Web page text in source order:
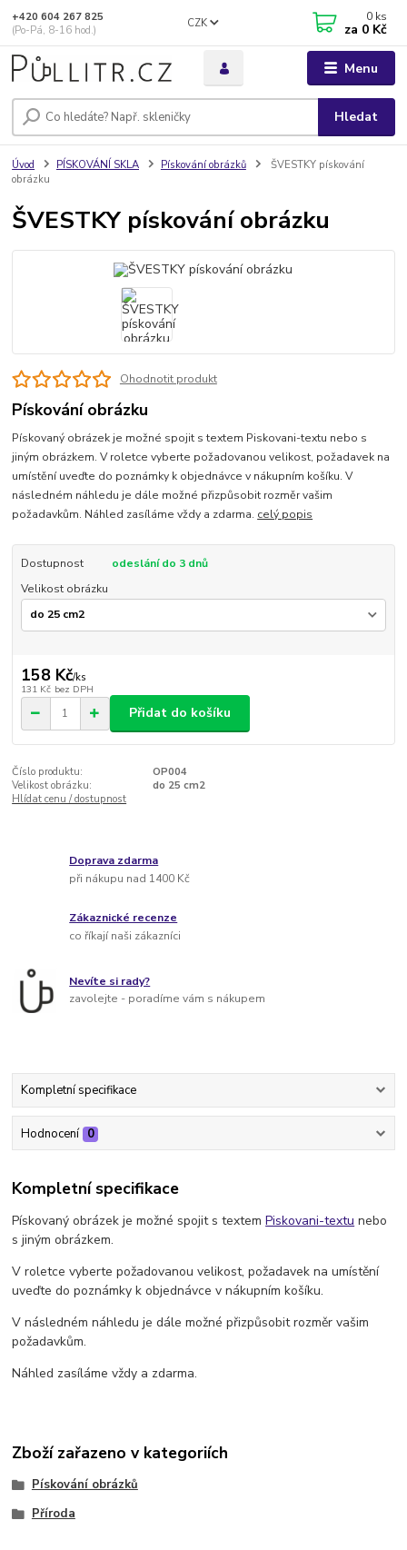
Menu
CZK
Hledat
+420 604 267 825
(Po-Pá, 8-16 hod.)
0 ks
za 0 Kč
Úvod PÍSKOVÁNÍ SKLA Pískování obrázků
ŠVESTKY pískování
obrázku
ŠVESTKY pískování obrázku
Ohodnotit produkt
Pískování obrázku
Pískovaný obrázek je možné spojit s textem Piskovani-textu nebo s
jiným obrázkem. V roletce vyberte požadovanou velikost, požadavek na
umístění uveďte do poznámky k objednávce v nákupním košíku. V
následném náhledu je dále možné přizpůsobit rozměr vašim
požadavkům. Náhled zasíláme vždy a zdarma. celý popis
Dostupnost
odeslání do 3 dnů
Velikost obrázku
158 Kč/ks
131 Kč bez DPH
Přidat do košíku
Číslo produktu:
OP004
Velikost obrázku:
do 25 cm2
Hlídat cenu / dostupnost
Doprava zdarma
při nákupu nad 1400 Kč
Zákaznické recenze
co říkají naši zákazníci
Nevíte si rady?
zavolejte - poradíme vám s nákupem
Kompletní specifikace
Hodnocení 0
Kompletní specifikace
Pískovaný obrázek je možné spojit s textemPiskovani-textu nebo
s jiným obrázkem.
V roletce vyberte požadovanou velikost, požadavek na umístění
uveďte do poznámky k objednávce v nákupním košíku.
V následném náhledu je dále možné přizpůsobit rozměr vašim
požadavkům.
Náhled zasíláme vždy a zdarma.
Zboží zařazeno v kategoriích
Pískování obrázků
Příroda